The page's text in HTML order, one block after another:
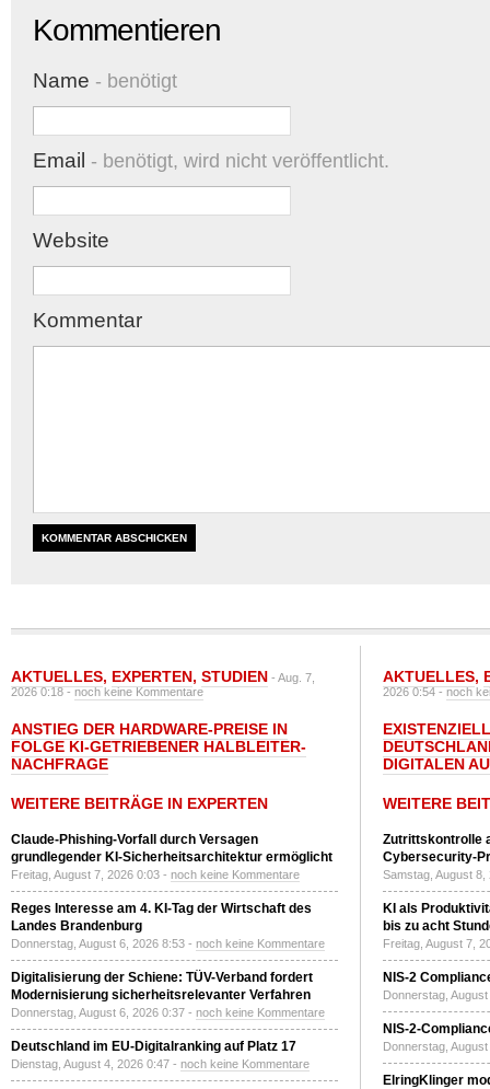
Kommentieren
Name - benötigt
Email - benötigt, wird nicht veröffentlicht.
Website
Kommentar
AKTUELLES, EXPERTEN, STUDIEN - Aug. 7,
2026 0:18 -noch keine Kommentare
ANSTIEG DER HARDWARE-PREISE IN
FOLGE KI-GETRIEBENER HALBLEITER-
NACHFRAGE
WEITERE BEITRÄGE IN EXPERTEN
Claude-Phishing-Vorfall durch Versagen
grundlegender KI-Sicherheitsarchitektur ermöglicht
Freitag, August 7, 2026 0:03 - noch keine Kommentare
Reges Interesse am 4. KI-Tag der Wirtschaft des
Landes Brandenburg
Donnerstag, August 6, 2026 8:53 - noch keine Kommentare
Digitalisierung der Schiene: TÜV-Verband fordert
Modernisierung sicherheitsrelevanter Verfahren
Donnerstag, August 6, 2026 0:37 - noch keine Kommentare
Deutschland im EU-Digitalranking auf Platz 17
Dienstag, August 4, 2026 0:47 - noch keine Kommentare
AKTUELLES,
2026 0:54 -noch
DIGITALEN
WEITERE
Zutrittskontrolle
Cybersecurity-
Samstag, August
KI als
bis zu acht
Freitag, August 7,
NIS-2
Donnerstag,
NIS-2-
Donnerstag,
ElringKlinger